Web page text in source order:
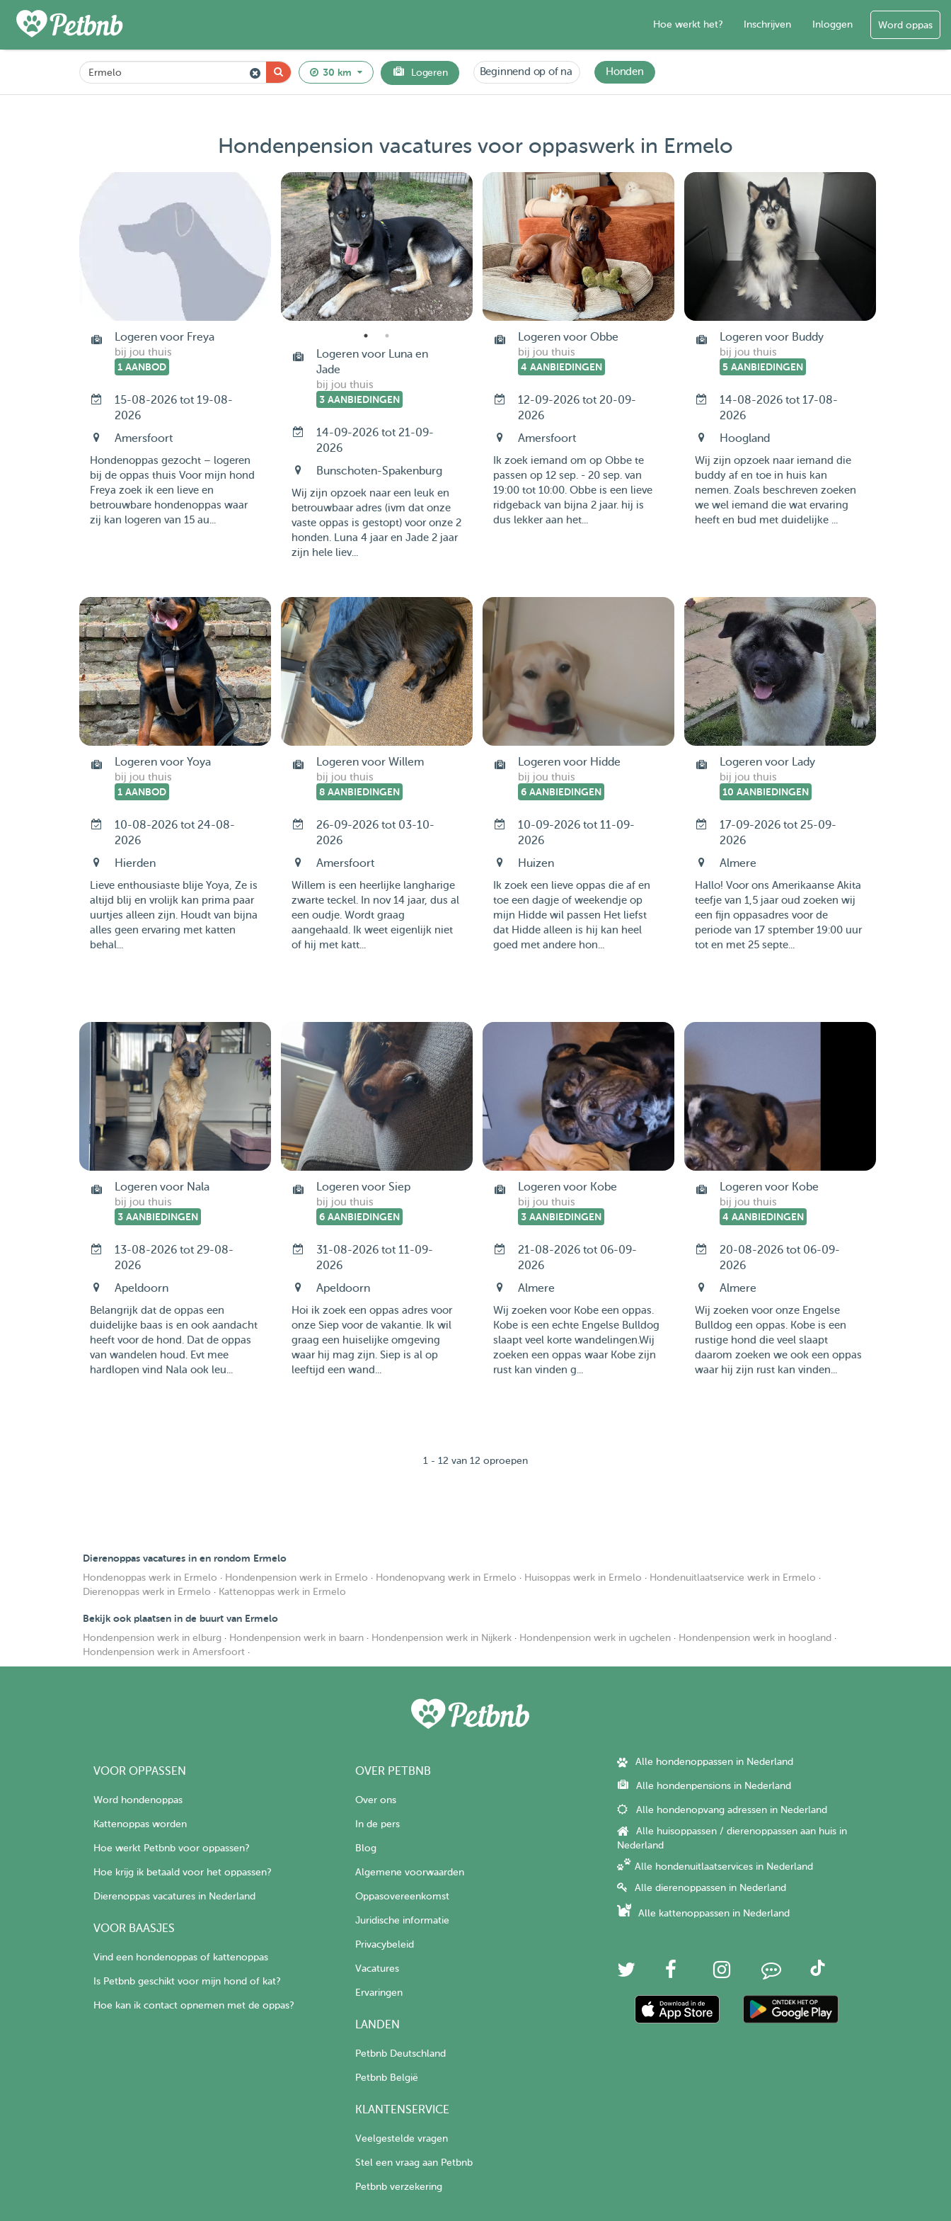
Hoe werkt het? Inschrijven Inloggen Word oppas
30 km Logeren Beginnend op of na Honden
Hondenpension vacatures voor oppaswerk in Ermelo
Logeren voor Freya
bij jou thuis
1 AANBOD
15-08-2026 tot 19-08-
2026
Amersfoort
Hondenoppas gezocht – logeren
bij de oppas thuis Voor mijn hond
Freya zoek ik een lieve en
betrouwbare hondenoppas waar
zij kan logeren van 15 au...
Logeren voor Luna en
Jade
bij jou thuis
3 AANBIEDINGEN
14-09-2026 tot 21-09-
2026
Bunschoten-Spakenburg
Wij zijn opzoek naar een leuk en
betrouwbaar adres (ivm dat onze
vaste oppas is gestopt) voor onze 2
honden. Luna 4 jaar en Jade 2 jaar
zijn hele liev...
Logeren voor Obbe
bij jou thuis
4 AANBIEDINGEN
12-09-2026 tot 20-09-
2026
Amersfoort
Ik zoek iemand om op Obbe te
passen op 12 sep. - 20 sep. van
19:00 tot 10:00. Obbe is een lieve
ridgeback van bijna 2 jaar. hij is
dus lekker aan het...
Logeren voor Buddy
bij jou thuis
5 AANBIEDINGEN
14-08-2026 tot 17-08-
2026
Hoogland
Wij zijn opzoek naar iemand die
buddy af en toe in huis kan
nemen. Zoals beschreven zoeken
we wel iemand die wat ervaring
heeft en bud met duidelijke ...
Logeren voor Yoya
bij jou thuis
1 AANBOD
10-08-2026 tot 24-08-
2026
Hierden
Lieve enthousiaste blije Yoya, Ze is
altijd blij en vrolijk kan prima paar
uurtjes alleen zijn. Houdt van bijna
alles geen ervaring met katten
behal...
Logeren voor Willem
bij jou thuis
8 AANBIEDINGEN
26-09-2026 tot 03-10-
2026
Amersfoort
Willem is een heerlijke langharige
zwarte teckel. In nov 14 jaar, dus al
een oudje. Wordt graag
aangehaald. Ik weet eigenlijk niet
of hij met katt...
Logeren voor Hidde
bij jou thuis
6 AANBIEDINGEN
10-09-2026 tot 11-09-
2026
Huizen
Ik zoek een lieve oppas die af en
toe een dagje of weekendje op
mijn Hidde wil passen Het liefst
dat Hidde alleen is hij kan heel
goed met andere hon...
Logeren voor Lady
bij jou thuis
10 AANBIEDINGEN
17-09-2026 tot 25-09-
2026
Almere
Hallo! Voor ons Amerikaanse Akita
teefje van 1,5 jaar oud zoeken wij
een fijn oppasadres voor de
periode van 17 sptember 19:00 uur
tot en met 25 septe...
Logeren voor Nala
bij jou thuis
3 AANBIEDINGEN
13-08-2026 tot 29-08-
2026
Apeldoorn
Belangrijk dat de oppas een
duidelijke baas is en ook aandacht
heeft voor de hond. Dat de oppas
van wandelen houd. Evt mee
hardlopen vind Nala ook leu...
Logeren voor Siep
bij jou thuis
6 AANBIEDINGEN
31-08-2026 tot 11-09-
2026
Apeldoorn
Hoi ik zoek een oppas adres voor
onze Siep voor de vakantie. Ik wil
graag een huiselijke omgeving
waar hij mag zijn. Siep is al op
leeftijd een wand...
Logeren voor Kobe
bij jou thuis
3 AANBIEDINGEN
21-08-2026 tot 06-09-
2026
Almere
Wij zoeken voor Kobe een oppas.
Kobe is een echte Engelse Bulldog
slaapt veel korte wandelingen.Wij
zoeken een oppas waar Kobe zijn
rust kan vinden g...
Logeren voor Kobe
bij jou thuis
4 AANBIEDINGEN
20-08-2026 tot 06-09-
2026
Almere
Wij zoeken voor onze Engelse
Bulldog een oppas. Kobe is een
rustige hond die veel slaapt
daarom zoeken we ook een oppas
waar hij zijn rust kan vinden...
1 - 12 van 12 oproepen
Dierenoppas vacatures in en rondom Ermelo
Hondenoppas werk in Ermelo · Hondenpension werk in Ermelo · Hondenopvang werk in Ermelo · Huisoppas werk in Ermelo · Hondenuitlaatservice werk in Ermelo ·
Dierenoppas werk in Ermelo · Kattenoppas werk in Ermelo
Bekijk ook plaatsen in de buurt van Ermelo
Hondenpension werk in elburg · Hondenpension werk in baarn · Hondenpension werk in Nijkerk · Hondenpension werk in ugchelen · Hondenpension werk in hoogland ·
Hondenpension werk in Amersfoort ·
VOOR OPPASSEN
Word hondenoppas
Kattenoppas worden
Hoe werkt Petbnb voor oppassen?
Hoe krijg ik betaald voor het oppassen?
Dierenoppas vacatures in Nederland
VOOR BAASJES
Vind een hondenoppas of kattenoppas
Is Petbnb geschikt voor mijn hond of kat?
Hoe kan ik contact opnemen met de oppas?
OVER PETBNB
Over ons
In de pers
Blog
Algemene voorwaarden
Oppasovereenkomst
Juridische informatie
Privacybeleid
Vacatures
Ervaringen
LANDEN
Petbnb Deutschland
Petbnb België
KLANTENSERVICE
Veelgestelde vragen
Stel een vraag aan Petbnb
Petbnb verzekering
Alle hondenoppassen in Nederland
Alle hondenpensions in Nederland
Alle hondenopvang adressen in Nederland
Alle huisoppassen / dierenoppassen aan huis in
Nederland
Alle hondenuitlaatservices in Nederland
Alle dierenoppassen in Nederland
Alle kattenoppassen in Nederland